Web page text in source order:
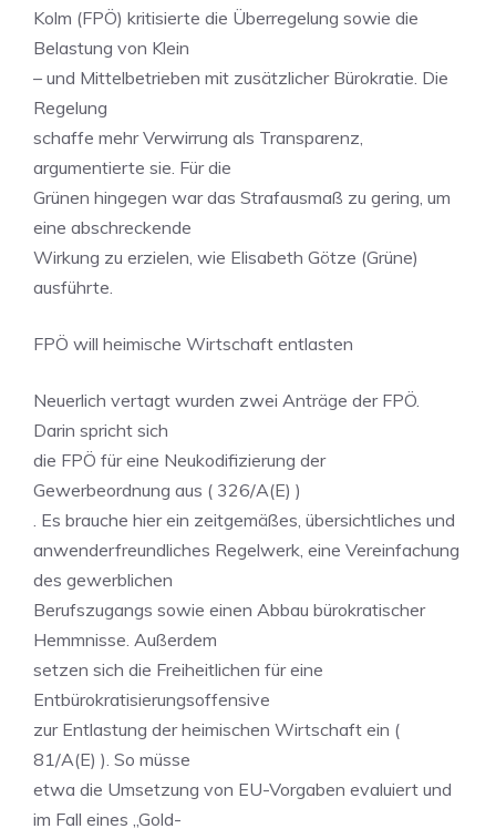
Kolm (FPÖ) kritisierte die Überregelung sowie die
Belastung von Klein
– und Mittelbetrieben mit zusätzlicher Bürokratie. Die
Regelung
schaffe mehr Verwirrung als Transparenz,
argumentierte sie. Für die
Grünen hingegen war das Strafausmaß zu gering, um
eine abschreckende
Wirkung zu erzielen, wie Elisabeth Götze (Grüne)
ausführte.
FPÖ will heimische Wirtschaft entlasten
Neuerlich vertagt wurden zwei Anträge der FPÖ.
Darin spricht sich
die FPÖ für eine Neukodifizierung der
Gewerbeordnung aus ( 326/A(E) )
. Es brauche hier ein zeitgemäßes, übersichtliches und
anwenderfreundliches Regelwerk, eine Vereinfachung
des gewerblichen
Berufszugangs sowie einen Abbau bürokratischer
Hemmnisse. Außerdem
setzen sich die Freiheitlichen für eine
Entbürokratisierungsoffensive
zur Entlastung der heimischen Wirtschaft ein (
81/A(E) ). So müsse
etwa die Umsetzung von EU-Vorgaben evaluiert und
im Fall eines „Gold-